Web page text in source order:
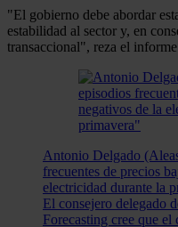
"El gobierno debe abordar
estabilidad al sector y, en
transaccional", reza el
Antonio Delgado
frecuentes de precios
electricidad durante la
El consejero delegado
Forecasting cree que el